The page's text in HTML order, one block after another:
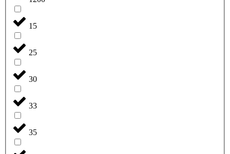
15
25
30
33
35